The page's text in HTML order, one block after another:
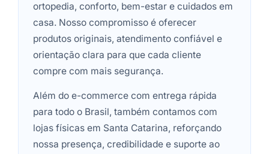
ortopedia, conforto, bem-estar e cuidados em
casa. Nosso compromisso é oferecer
produtos originais, atendimento confiável e
orientação clara para que cada cliente
compre com mais segurança.
Além do e-commerce com entrega rápida
para todo o Brasil, também contamos com
lojas físicas em Santa Catarina, reforçando
nossa presença, credibilidade e suporte ao